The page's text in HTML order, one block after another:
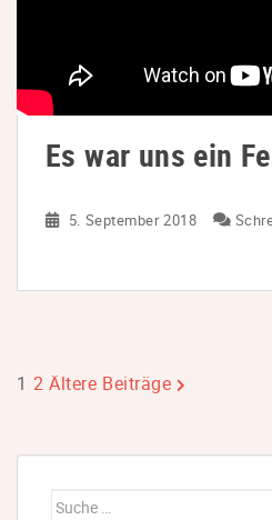
Es war uns ein
5. September 2018
Seitennummerierung
1 2 Ältere Beiträge
Suche